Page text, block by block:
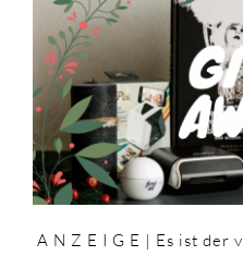
VERLOSUNG
BEENDET
A N Z E I G E | Es ist der v